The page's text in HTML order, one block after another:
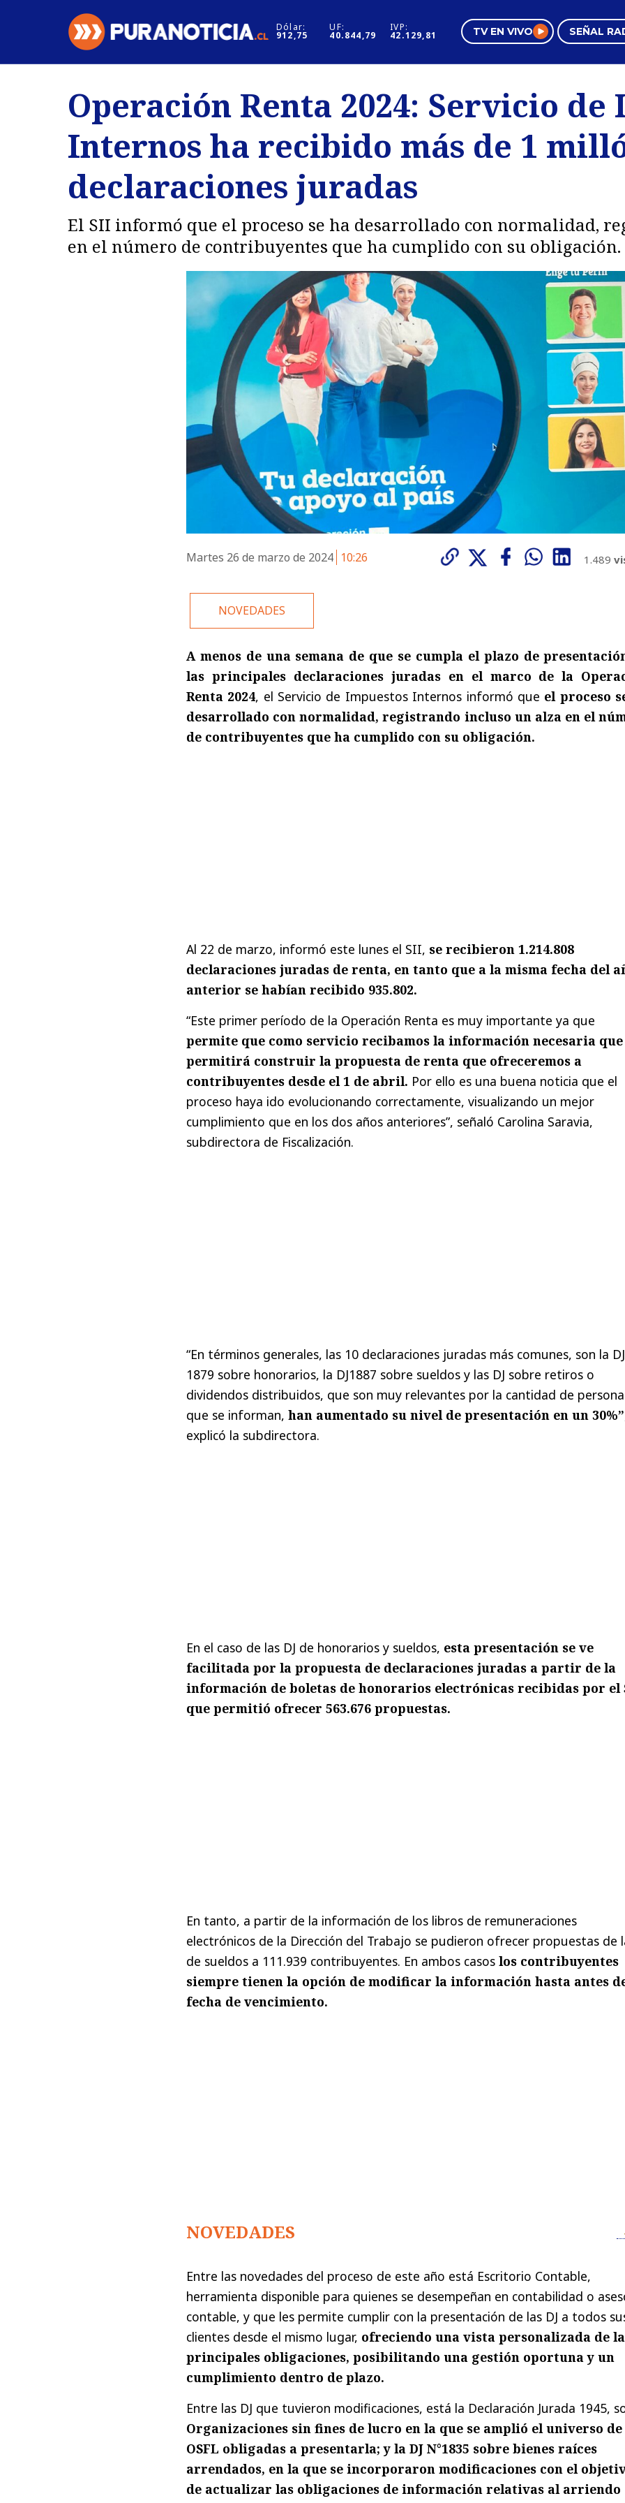
Dólar:
912,75
UF:
40.844,79
IVP:
42.129,81 TV EN VIVO SEÑAL
Regiones
Deportes
Internacional
Motores
Negocios
Pura Mujer
Operación Renta 2024: Servicio de
Internos ha recibido más de 1
declaraciones juradas
El SII informó que el proceso se ha desarrollado con normalidad,
en el número de contribuyentes que ha cumplido con su obligación.
Martes 26 de marzo de 2024 10:26 1.489
NOVEDADES
A menos de una semana de que se cumpla el plazo de
las principales declaraciones juradas en el marco de la
Renta 2024, el Servicio de Impuestos Internos informó que el proceso
desarrollado con normalidad, registrando incluso un alza en el
de contribuyentes que ha cumplido con su obligación.
Al 22 de marzo, informó este lunes el SII, se recibieron 1.214.808
declaraciones juradas de renta, en tanto que a la misma fecha del
anterior se habían recibido 935.802.
“Este primer período de la Operación Renta es muy importante ya que
permite que como servicio recibamos la información necesaria que
permitirá construir la propuesta de renta que ofreceremos a
contribuyentes desde el 1 de abril. Por ello es una buena noticia que el
proceso haya ido evolucionando correctamente, visualizando un mejor
cumplimiento que en los dos años anteriores”, señaló Carolina Saravia,
subdirectora de Fiscalización.
“En términos generales, las 10 declaraciones juradas más comunes, son la DJ
1879 sobre honorarios, la DJ1887 sobre sueldos y las DJ sobre retiros o
dividendos distribuidos, que son muy relevantes por la cantidad de
que se informan, han aumentado su nivel de presentación en un 30%”
explicó la subdirectora.
En el caso de las DJ de honorarios y sueldos, esta presentación se ve
facilitada por la propuesta de declaraciones juradas a partir de la
información de boletas de honorarios electrónicas recibidas por el
que permitió ofrecer 563.676 propuestas.
En tanto, a partir de la información de los libros de remuneraciones
electrónicos de la Dirección del Trabajo se pudieron ofrecer propuestas de
de sueldos a 111.939 contribuyentes. En ambos casos los contribuyentes
siempre tienen la opción de modificar la información hasta antes
fecha de vencimiento.
NOVEDADES
Entre las novedades del proceso de este año está Escritorio Contable,
herramienta disponible para quienes se desempeñan en contabilidad o
contable, y que les permite cumplir con la presentación de las DJ a todos
clientes desde el mismo lugar, ofreciendo una vista personalizada de
principales obligaciones, posibilitando una gestión oportuna y un
cumplimiento dentro de plazo.
Entre las DJ que tuvieron modificaciones, está la Declaración Jurada 1945,
Organizaciones sin fines de lucro en la que se amplió el universo de
OSFL obligadas a presentarla; y la DJ N°1835 sobre bienes raíces
arrendados, en la que se incorporaron modificaciones con el
de actualizar las obligaciones de información relativas al arriendo